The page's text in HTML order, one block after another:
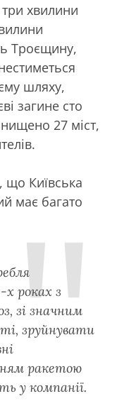
хвилини
Троєщину,
шляху,
загине сто
27 міст,
що Київська
має багато
х роках з
зі значним
зруйнувати
ракетою
у компанії.